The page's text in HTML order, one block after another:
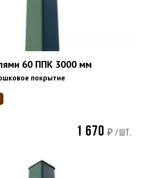
60 ППК 3000 мм
покрытие
1 670 ₽ /шт.